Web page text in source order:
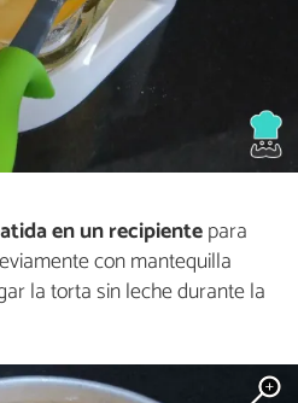
en un recipientepara
con mantequilla
la torta sin leche durante la